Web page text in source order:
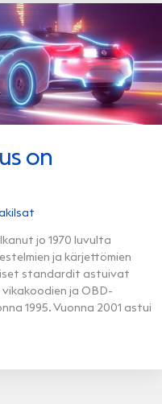
on
jo 1970 luvulta
ja kärjettömien
standardit astuivat
ja OBD-
1995. Vuonna 2001 astui